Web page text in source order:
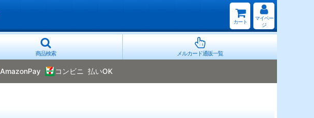
カート
マイペー
ジ
商品検索 メルカード通販一覧
AmazonPay コンビニ 払いOK